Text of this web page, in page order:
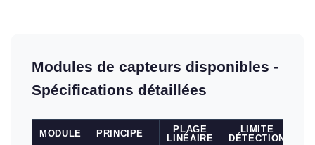
Modules de capteurs disponibles -
Spécifications détaillées
MODULE PRINCIPE
PLAGE
LINÉAIRE
LIMITE
DÉTECTION